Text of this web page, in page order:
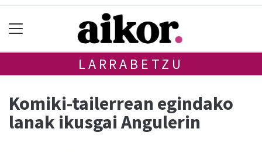
LARRABETZU
Komiki-tailerrean egindako
lanak ikusgai Angulerin